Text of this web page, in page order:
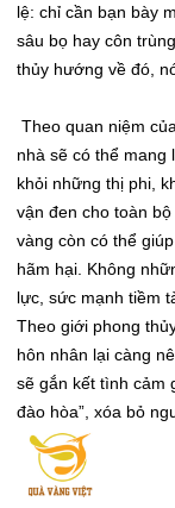
lệ: chỉ cần bạn bày
sâu bọ hay côn
thủy hướng về đó,
Theo quan niệm
nhà sẽ có thể mang
khỏi những thị phi,
vận đen cho toàn
vàng còn có thể
hãm hại. Không
lực, sức mạnh tiềm
Theo giới phong
hôn nhân lại càng
sẽ gắn kết tình cảm
đào hòa”, xóa bỏ